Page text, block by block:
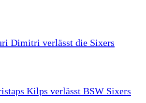
Dimitri verlässt die Sixers
Kilps verlässt BSW Sixers